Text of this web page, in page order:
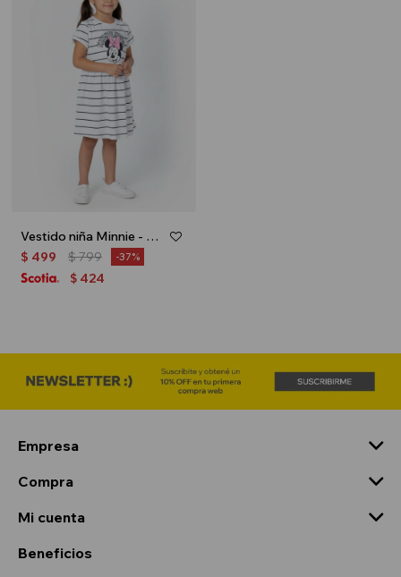
Vestido niña Minnie - Blanco
$ 499 $799 37
$ 424
Empresa
Compra
Mi cuenta
Beneficios